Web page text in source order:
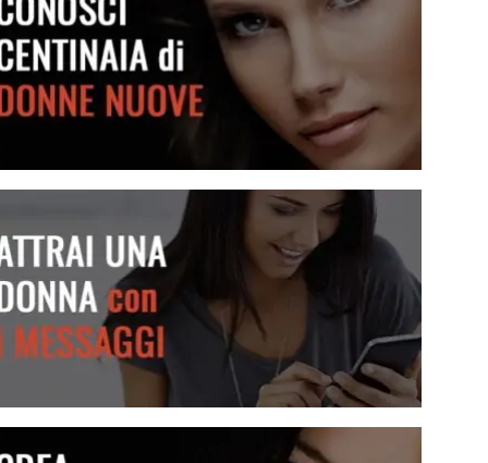
Conosci centinaia di donne nuove
Attrai una donna con i messaggi